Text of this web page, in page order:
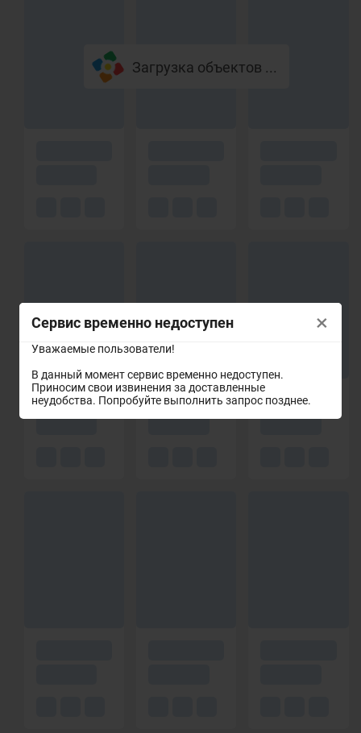
Сервис временно недоступен
Уважаемые пользователи!
В данный момент сервис временно недоступен.
Приносим свои извинения за доставленные
неудобства. Попробуйте выполнить запрос позднее.
×
Загрузка объектов ...